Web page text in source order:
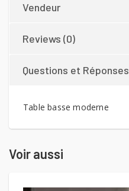
Vendeur
Reviews (0)
Questions et Réponses
Table basse moderne
Voir aussi